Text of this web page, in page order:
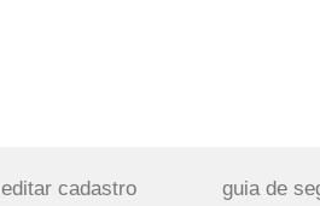
editar cadastro guia de